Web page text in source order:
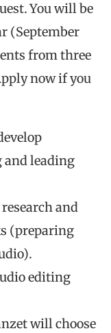
You will be
(September
from three
now if you
leading
and
(preparing
editing
willchoose